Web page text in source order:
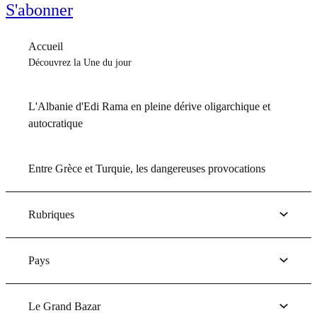
S'abonner
Accueil
Découvrez la Une du jour
L'Albanie d'Edi Rama en pleine dérive oligarchique et
autocratique
Entre Grèce et Turquie, les dangereuses provocations
Rubriques
Pays
Le Grand Bazar